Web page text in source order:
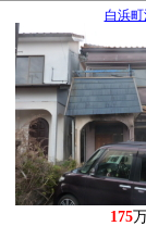
白浜
175